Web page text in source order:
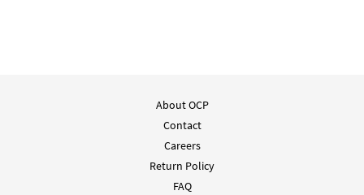
About OCP
Contact
Careers
Return Policy
FAQ